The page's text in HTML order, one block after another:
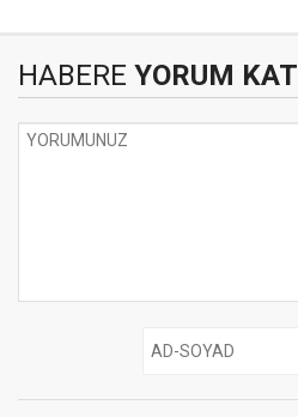
HABERE YORUM KAT